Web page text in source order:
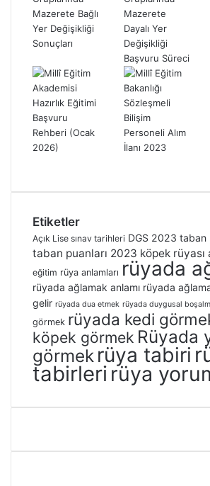
Etiketler
Açık Lise sınav tarihleri DGS 2023 taban
taban puanları 2023 köpek rüyası
eğitim rüya anlamları rüyada
rüyada ağlamak anlamı rüyada
gelir rüyada dua etmek rüyada duygusal
görmek rüyada kedi
köpek görmek Rüyada
görmek rüya tabiri
tabirleri rüya